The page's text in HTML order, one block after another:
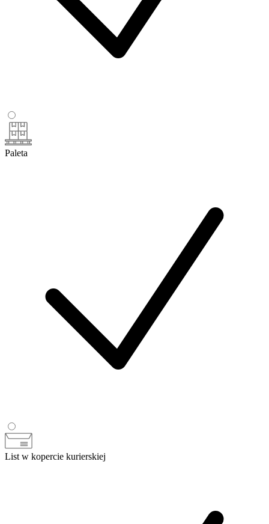
Paleta
List w kopercie kurierskiej